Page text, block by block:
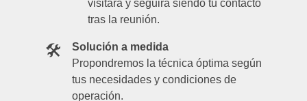
visitará y seguirá siendo tu contacto
tras la reunión.
🛠️
Solución a medida
Propondremos la técnica óptima según
tus necesidades y condiciones de
operación.